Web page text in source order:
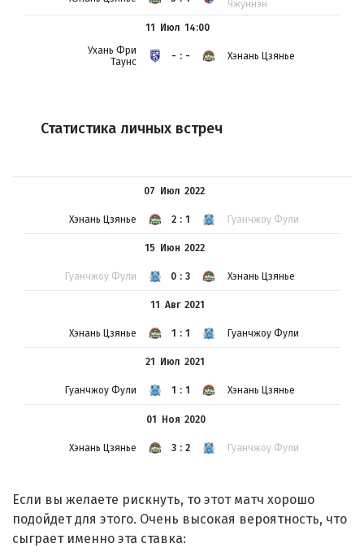
Чжуннэн
11 Июл
Ухань Фри
Таунс
-:- Хэнань Цзянье
14:00
Статистика личных встреч
07 Июл
Хэнань Цзянье 2:1 Гуанчжоу Фули
2022
15 Июн
Гуанчжоу Фули 0:3 Хэнань Цзянье
2022
11 Авг
Хэнань Цзянье 1:1 Гуанчжоу Фули
2021
21 Июл
Гуанчжоу Фули 1:1 Хэнань Цзянье
2021
01 Ноя
Хэнань Цзянье 3:2 Гуанчжоу Фули
2020
Если вы желаете рискнуть, то этот матч хорошо
подойдет для этого. Очень высокая вероятность, что
сыграет именно эта ставка: